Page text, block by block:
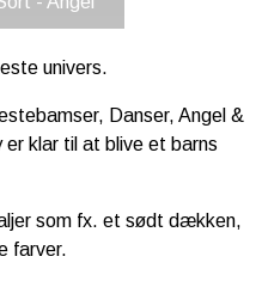
univers.
Danser, Angel &
er klar til at blive et barns
som fx. et sødt dækken,
farver.